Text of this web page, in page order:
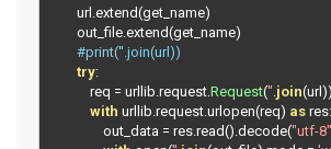
        url
extend(get_name)
        out_file
. extend(get_name)
#print(''.join(url))
try:
            req
= urllib request. Request('' join(url))
with urllib request. urlopen(req) as res:
                out_data
= res. read(). decode("utf-8"